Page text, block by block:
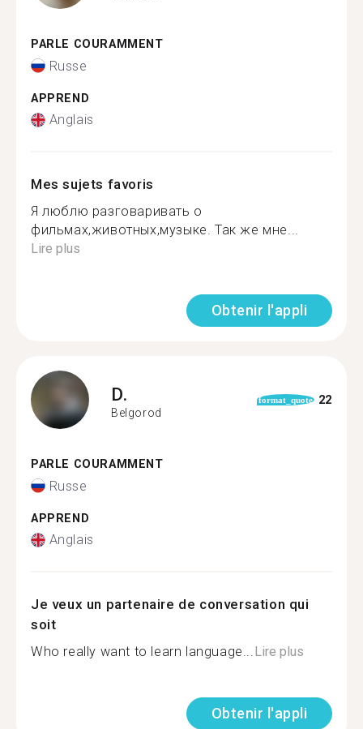
PARLE COURAMMENT
Russe
APPREND
Anglais
Mes sujets favoris
Я люблю разговаривать о
фильмах,животных,музыке. Так же мне...
Lire plus
Obtenir l'appli
D.
Belgorod
format_quote 22
PARLE COURAMMENT
Russe
APPREND
Anglais
Je veux un partenaire de conversation qui
soit
Who really want to learn language...Lire plus
Obtenir l'appli